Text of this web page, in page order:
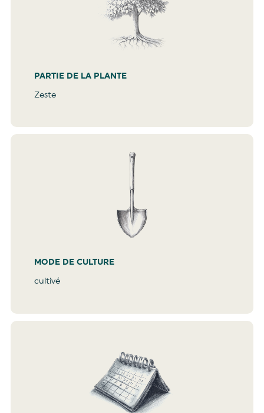
PARTIE DE LA PLANTE
Zeste
MODE DE CULTURE
cultivé